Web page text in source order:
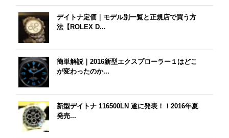
デイトナ定価｜モデル別一覧と正規店で買う方
法【ROLEX D...
簡単解説｜2016新型エクスプローラー１はどこ
が変わったのか...
新型デイトナ 116500LN 遂に発表！！2016年夏
発売...